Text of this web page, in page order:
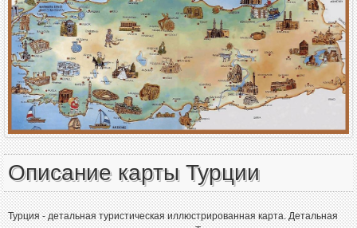
Описание карты Турции
Турция - детальная туристическая иллюстрированная карта. Детальная